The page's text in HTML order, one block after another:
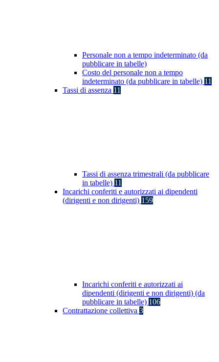
Personale non a tempo indeterminato (da
pubblicare in tabelle)
Costo del personale non a tempo
indeterminato (da pubblicare in tabelle) 11
Tassi di assenza 11
Tassi di assenza trimestrali (da pubblicare
in tabelle) 11
Incarichi conferiti e autorizzati ai dipendenti
(dirigenti e non dirigenti) 159
Incarichi conferiti e autorizzati ai
dipendenti (dirigenti e non dirigenti) (da
pubblicare in tabelle) 106
Contrattazione collettiva 3